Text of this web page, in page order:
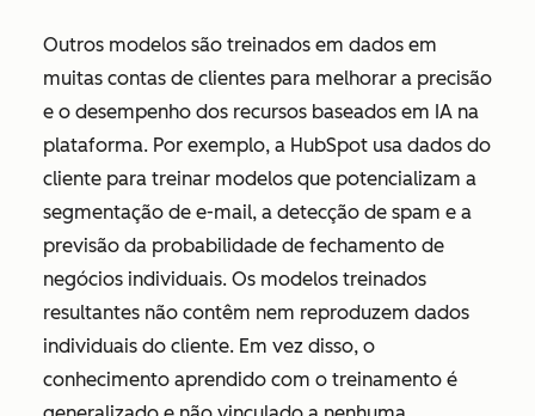
Outros modelos são treinados em dados em
muitas contas de clientes para melhorar a precisão
e o desempenho dos recursos baseados em IA na
plataforma. Por exemplo, a HubSpot usa dados do
cliente para treinar modelos que potencializam a
segmentação de e-mail, a detecção de spam e a
previsão da probabilidade de fechamento de
negócios individuais. Os modelos treinados
resultantes não contêm nem reproduzem dados
individuais do cliente. Em vez disso, o
conhecimento aprendido com o treinamento é